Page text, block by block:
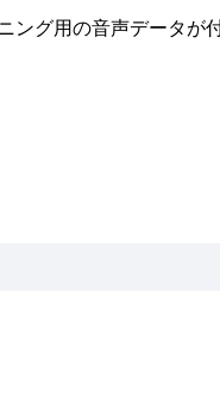
グ用の音声データが